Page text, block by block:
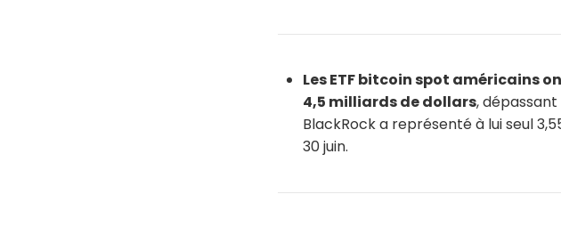
Les ETF bitcoin spot américains
4,5 milliards de dollars, dépassant
BlackRock a représenté à lui seul
30 juin.